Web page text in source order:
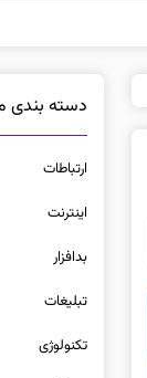
دسته بندی
ارتباطات
اينترنت
بدافزار
تبلیغات
تکنولوژی